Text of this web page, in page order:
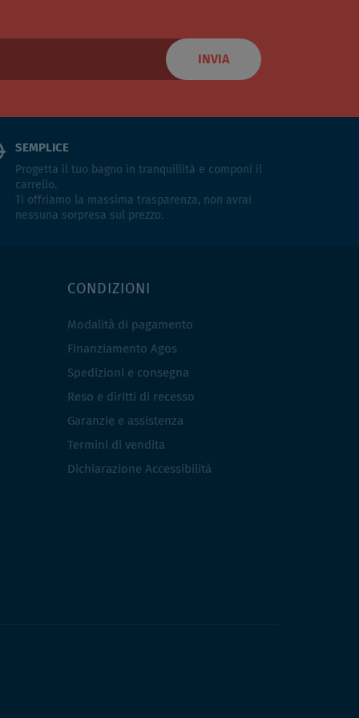
INVIA
SEMPLICE
Progetta il tuo bagno in tranquillità e componi il
carrello.
Ti offriamo la massima trasparenza, non avrai
nessuna sorpresa sul prezzo.
CONDIZIONI
Modalità di pagamento
Finanziamento Agos
Spedizioni e consegna
Reso e diritti di recesso
Garanzie e assistenza
Termini di vendita
Dichiarazione Accessibilità